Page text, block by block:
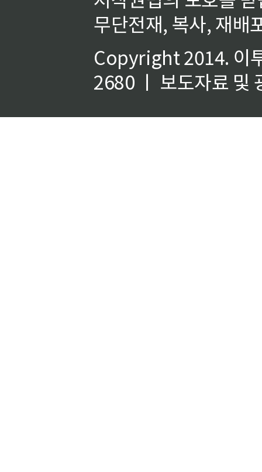
무단전재, 복사, 재배
Copyright 2014. 이
2680 ㅣ 보도자료